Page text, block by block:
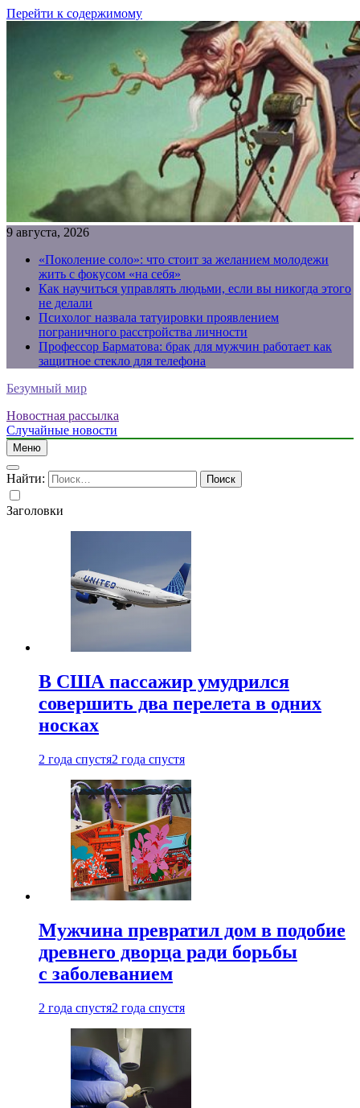
Перейти к содержимому
9 августа, 2026
«Поколение соло»: что стоит за желанием молодежи
жить с фокусом «на себя»
Как научиться управлять людьми, если вы никогда этого
не делали
Психолог назвала татуировки проявлением
пограничного расстройства личности
Профессор Барматова: брак для мужчин работает как
защитное стекло для телефона
Безумный мир
Новостная рассылка
Случайные новости
Меню
Найти:
Заголовки
В США пассажир умудрился
совершить два перелета в одних
носках
2 года спустя2 года спустя
Мужчина превратил дом в подобие
древнего дворца ради борьбы
с заболеванием
2 года спустя2 года спустя